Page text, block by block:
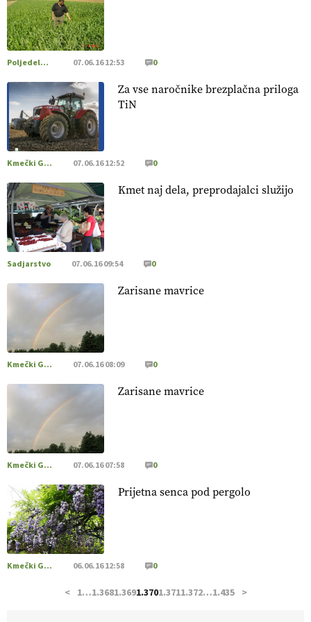
[EKOloško = LOGIČNO
in vlaga.
VEČ
https://t.co/qmMX2yevum @EUAgri #IMCAP
#CAP https://t.co/dDwsipE645
[EKOloško = LOGIČNO ]
tal
. VEČ
https://t.co/J7RkeaYpYu @EUAgri #IMCAP #CAP
https://t.co/RVG0FzcQN6
[EKOloško = LOGIČNO
] Zdravje rastlin je ključno za
prehransko varnost,
https://t.co/K0USFPJ5fJ @EUAgri #IMCAP #CAP
https://t.co/vcHhoOixHy
[EKOloško = LOGIČNO
hrane, ampak tudi način njene pridelave
https://t.co/bKGeI4ZcNi @EUAgri #imcap #cap #blog
https://t.co/2sllAmcKwG
[EKOloško = LOGIČNO
prilagojene sorte
VEČ
https://t.co/OQSsax7l8V @EUAgri #IMCAP #CAP
https://t.co/PAL0zlhVia
[EKOloško = LOGIČNO
pridelava aronije
kmetijsko in podjetniško zgodbo.
https://t.co/EulJoSBYMi @EUAgri #IMCAP #CAP
https://t.co/xp1oihBDaJ
Poljedelstvo 07.06.16 12:53 0
Za vse naročnike brezplačna priloga
TiN
Kmečki Glas 07.06.16 12:52 0
Kmet naj dela, preprodajalci služijo
Sadjarstvo 07.06.16 09:54 0
Zarisane mavrice
Kmečki Glas 07.06.16 08:09 0
Zarisane mavrice
Kmečki Glas 07.06.16 07:58 0
Prijetna senca pod pergolo
Kmečki Glas 06.06.16 12:58 0
< 1…1.3681.3691.3701.3711.372…1.435 >